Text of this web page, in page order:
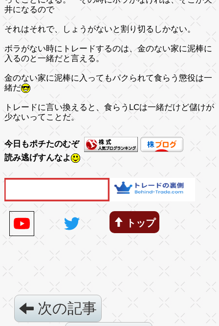
井になるので
それはそれで、しょうがないと割り切るしかない。
ボラがない時にトレードするのは、金のない家に泥棒に
入るのと一緒だと言える。
金のない家に泥棒に入ってもパクられて食らう懲役は一
緒だ
トレードに言い換えると、食らうLCは一緒だけど儲けが
少ないってことだ。
今日もポチたのむぞ
読み逃げすんなよ
トップ
次の記事